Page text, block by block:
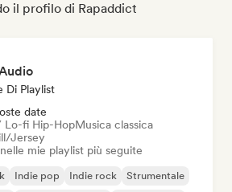
il profilo di Rapaddict
Di Playlist
date
Lo-fi Hip-HopMusica classica
Jersey
mie playlist più seguite
Indie pop Indie rock
Strumentale